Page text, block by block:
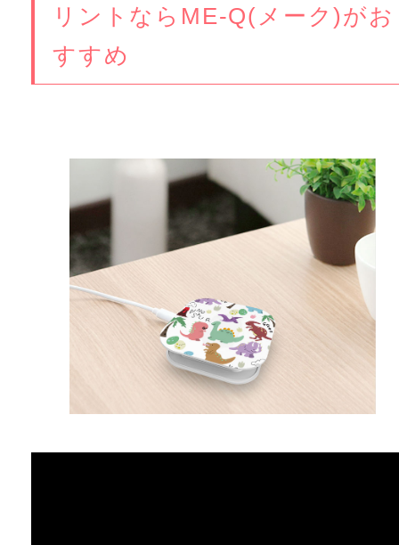
リントならME-Q(メーク)がお
すすめ